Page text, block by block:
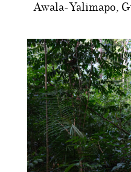
Awala-Yalimapo,